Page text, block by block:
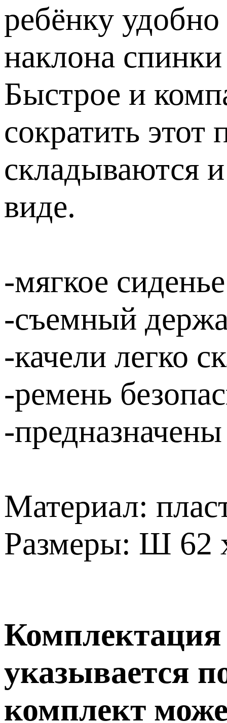
ребёнку
наклона
Быстрое и
сократить
складываются
виде.
-мягкое
-съемный
-качели легко
-ремень
-
Материал:
Размеры: Ш 62
Комплектация
указывается
комплект